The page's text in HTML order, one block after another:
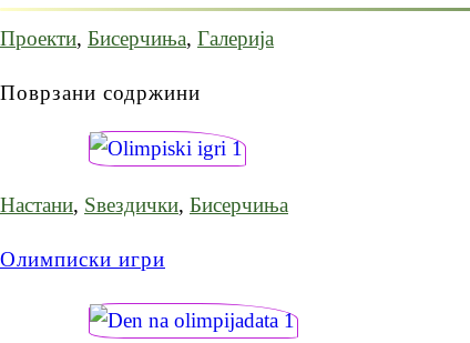
Проекти, Бисерчиња, Галерија
Поврзани содржини
Настани, Ѕвездички, Бисерчиња
Олимписки игри